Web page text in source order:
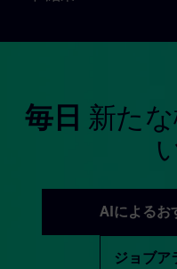
毎日 新た
AIによるお
ジョブア